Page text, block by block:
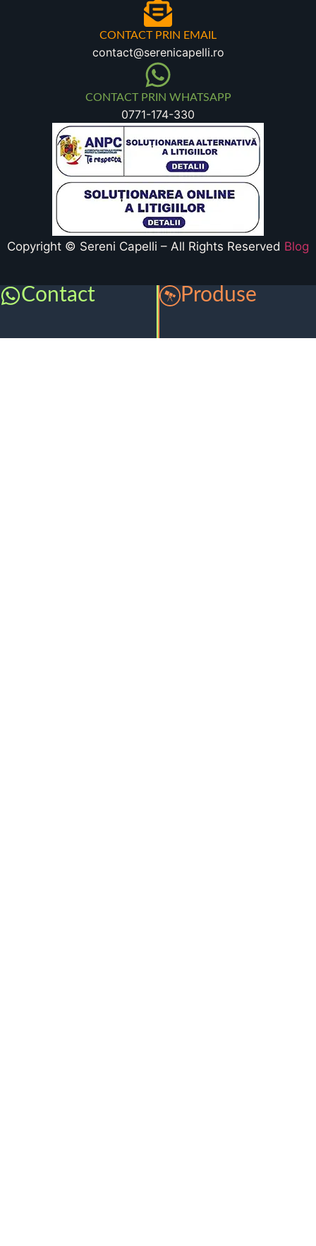
CONTACT PRIN EMAIL
contact@serenicapelli.ro
CONTACT PRIN WHATSAPP
0771-174-330
Copyright © Sereni Capelli – All Rights Reserved Blog
Contact Produse